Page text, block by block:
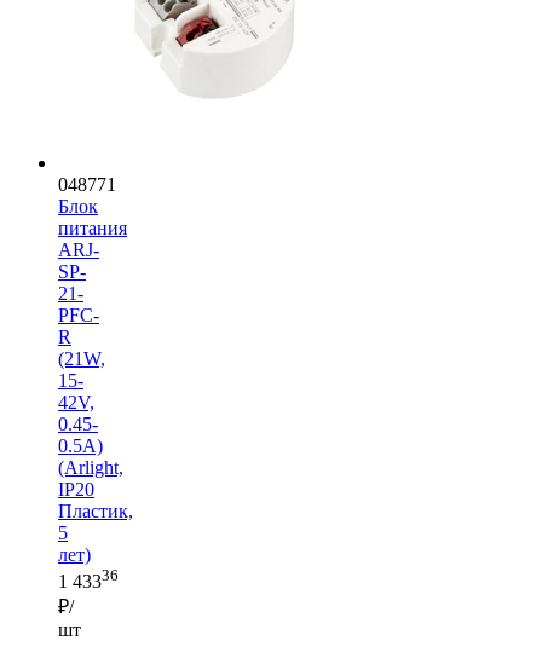
048771
Блок
питания
ARJ-
SP-
21-
PFC-
R
(21W,
15-
42V,
0.45-
0.5A)
(Arlight,
IP20
Пластик,
5
лет)
1 43336
₽/
шт